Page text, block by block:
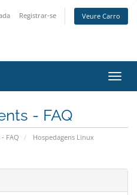
Registrar-se Veure Carro
la
- FAQ
FAQ
Hospedagens Linux